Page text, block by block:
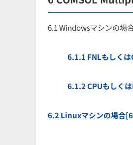
6.1 Windowsマシンの場
6.1.1 FNLもしく
6.1.2 CPUもしく
6.2 Linuxマシンの場合